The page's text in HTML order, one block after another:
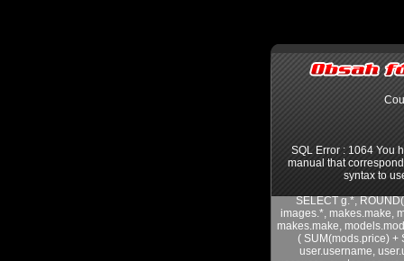
SQL Error : 1064 You
manual that
syntax to
SELECT g.*,
images.*, makes.make,
makes.make,
( SUM(mods.price) +
user.username,